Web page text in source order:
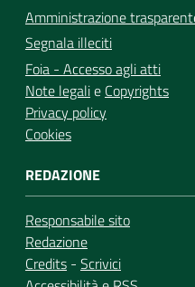
Amministrazione
Segnala illeciti
Foia - Accesso agli atti
Note legalie Copyrights
Privacy policy
Cookies
REDAZIONE
Responsabile sito
Redazione
Credits - Scrivici